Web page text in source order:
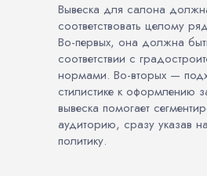
Вывеска для салона
соответствовать целому
Во-первых, она должна
соответствии с
нормами. Во-вторых —
стилистике к оформлению
вывеска помогает
аудиторию, сразу указав
политику.